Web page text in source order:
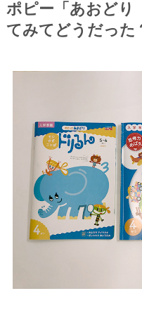
ポピー「あおどり
てみてどうだった